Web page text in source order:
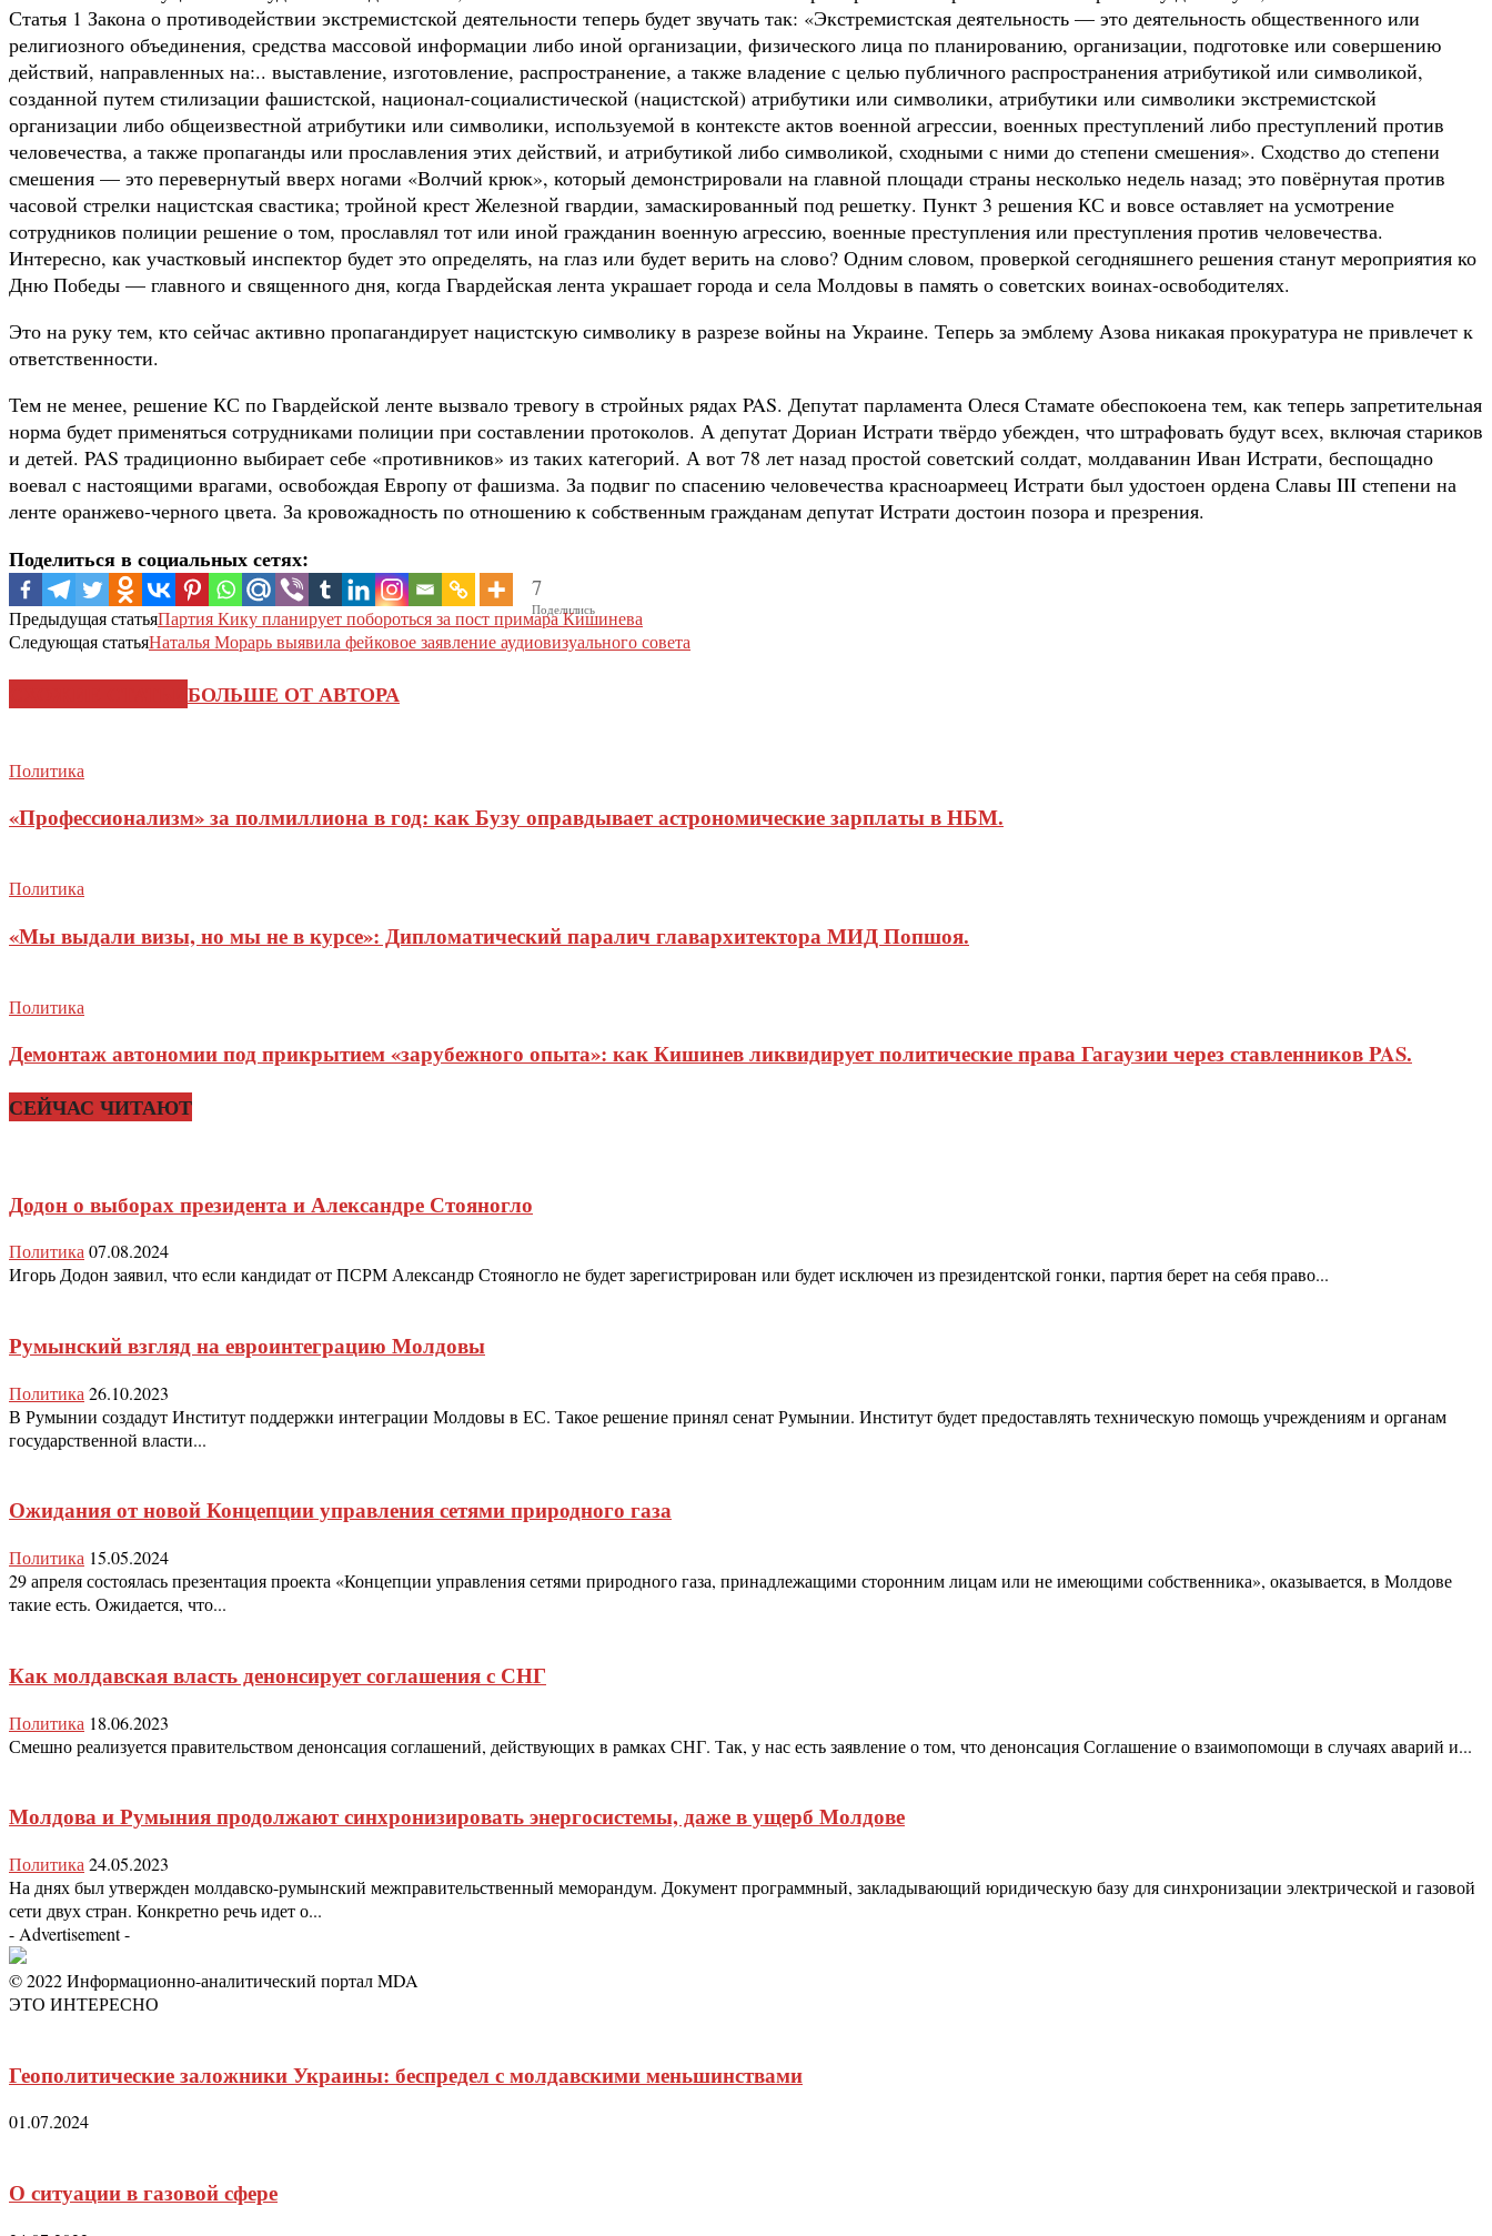
Статья 1 Закона о противодействии экстремистской деятельности теперь будет звучать так: «Экстремистская деятельность — это деятельность общественного или
религиозного объединения, средства массовой информации либо иной организации, физического лица по планированию, организации, подготовке или совершению
действий, направленных на:.. выставление, изготовление, распространение, а также владение с целью публичного распространения атрибутикой или символикой,
созданной путем стилизации фашистской, национал-социалистической (нацистской) атрибутики или символики, атрибутики или символики экстремистской
организации либо общеизвестной атрибутики или символики, используемой в контексте актов военной агрессии, военных преступлений либо преступлений против
человечества, а также пропаганды или прославления этих действий, и атрибутикой либо символикой, сходными с ними до степени смешения». Сходство до степени
смешения — это перевернутый вверх ногами «Волчий крюк», который демонстрировали на главной площади страны несколько недель назад; это повёрнутая против
часовой стрелки нацистская свастика; тройной крест Железной гвардии, замаскированный под решетку. Пункт 3 решения КС и вовсе оставляет на усмотрение
сотрудников полиции решение о том, прославлял тот или иной гражданин военную агрессию, военные преступления или преступления против человечества.
Интересно, как участковый инспектор будет это определять, на глаз или будет верить на сло‌во? Одним словом, проверкой сегодняшнего решения станут мероприятия ко
Дню Победы — главного и священного дня, когда Гвардейская лента украшает города и села Молдовы в память о советских воинах-освободителях.
Это на руку тем, кто сейчас активно пропагандирует нацистскую символику в разрезе войны на Украине. Теперь за эмблему Азова никакая прокуратура не привлечет к
ответственности.
Тем не менее, решение КС по Гвардейской ленте вызвало тревогу в стройных рядах PAS. Депутат парламента Олеся Стамате обеспокоена тем, как теперь запретительная
норма будет применяться сотрудниками полиции при составлении протоколов. А депутат Дориан Истрати твёрдо убежден, что штрафовать будут всех, включая стариков
и детей. PAS традиционно выбирает себе «противников» из таких категорий. А вот 78 лет назад простой советский солдат, молдаванин Иван Истрати, беспощадно
воевал с настоящими врагами, освобождая Европу от фашизма. За подвиг по спасению человечества красноармеец Истрати был удостоен ордена Славы III степени на
ленте оранжево-черного цвета. За кровожадность по отношению к собственным гражданам депутат Истрати достоин позора и презрения.
Поделиться в социальных сетях:
7
Поделились
Предыдущая статьяПартия Кику планирует побороться за пост примара Кишинева
Следующая статьяНаталья Морарь выявила фейковое заявление аудиовизуального совета
БОЛЬШЕ ОТ АВТОРА
Политика
«Профессионализм» за полмиллиона в год: как Бузу оправдывает астрономические зарплаты в НБМ.
Политика
«Мы выдали визы, но мы не в курсе»: Дипломатический паралич главархитектора МИД Попшоя.
Политика
Демонтаж автономии под прикрытием «зарубежного опыта»: как Кишинев ликвидирует политические права Гагаузии через ставленников PAS.
СЕЙЧАС ЧИТАЮТ
Додон о выборах президента и Александре Стояногло
Политика07.08.2024
Игорь Додон заявил, что если кандидат от ПСРМ Александр Стояногло не будет зарегистрирован или будет исключен из президентской гонки, партия берет на себя право...
Румынский взгляд на евроинтеграцию Молдовы
Политика 26.10.2023
В Румынии создадут Институт поддержки интеграции Молдовы в ЕС. Такое решение принял сенат Румынии. Институт будет предоставлять техническую помощь учреждениям и органам
государственной власти...
Ожидания от новой Концепции управления сетями природного газа
Политика 15.05.2024
29 апреля состоялась презентация проекта «Концепции управления сетями природного газа, принадлежащими сторонним лицам или не имеющими собственника», оказывается, в Молдове
такие есть. Ожидается, что...
Как молдавская власть денонсирует соглашения с СНГ
Политика 18.06.2023
Смешно реализуется правительством денонсация соглашений, действующих в рамках СНГ. Так, у нас есть заявление о том, что денонсация Соглашение о взаимопомощи в случаях аварий и...
Молдова и Румыния продолжают синхронизировать энергосистемы, даже в ущерб Молдове
Политика 24.05.2023
На днях был утвержден молдавско-румынский межправительственный меморандум. Документ программный, закладывающий юридическую базу для синхронизации электрической и газовой
сети двух стран. Конкретно речь идет о...
- Advertisement -
© 2022 Информационно-аналитический портал MDA
ЭТО ИНТЕРЕСНО
Геополитические заложники Украины: беспредел с молдавскими меньшинствами
01.07.2024
О ситуации в газовой сфере